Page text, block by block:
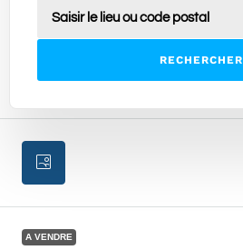
RECHERCHER
A VENDRE